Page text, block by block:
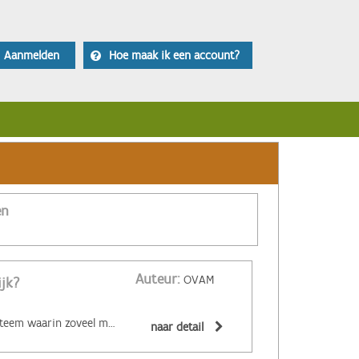
Aanmelden Hoe maak ik een account?
Auteur: OVAM
‌De circulaire economie is een economisch systeem waarin zoveel mogelijk producten en grondstoffen hergebruikt of hoogwaardig gerecycleerd worden. Materialen zijn (volledig) recycleerbaar of afbreekbaar, spullen worden hersteld, hebben een hoge tweedehandswaarde, zijn ‘upgradebaar’, kunnen makkelijk gedemonteerd worden en omgevormd tot nieuwe producten ... Zo wordt maximaal vermeden dat spullen hun waarde verliezen. De circulaire economie biedt een alternatief voor het huidige lineaire systeem. Daarin worden grondstoffen omgezet in producten die aan het einde van hun leven massaal afval worden. De Ellen MacArthur Foundation maakte er een inzichtelijk filmpje over: naar detail